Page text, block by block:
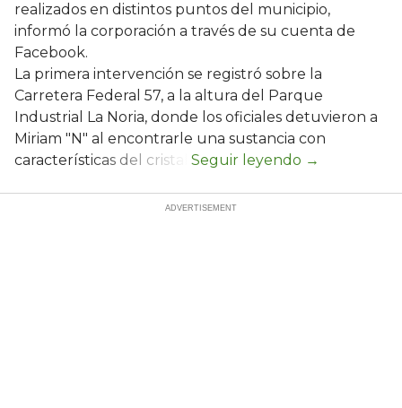
realizados en distintos puntos del municipio,
informó la corporación a través de su cuenta de
Facebook.
La primera intervención se registró sobre la
Carretera Federal 57, a la altura del Parque
Industrial La Noria, donde los oficiales detuvieron a
Miriam "N" al encontrarle una sustancia con
características del cristal.